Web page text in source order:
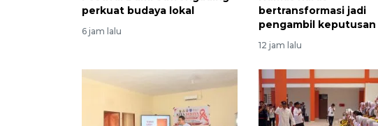
perkuat budaya lokal
6 jam lalu
bertransformasi jadi
pengambil keputusan
12 jam lalu